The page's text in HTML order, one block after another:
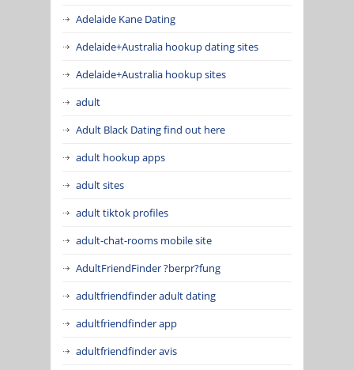
Adelaide Kane Dating
Adelaide+Australia hookup dating sites
Adelaide+Australia hookup sites
adult
Adult Black Dating find out here
adult hookup apps
adult sites
adult tiktok profiles
adult-chat-rooms mobile site
AdultFriendFinder ?berpr?fung
adultfriendfinder adult dating
adultfriendfinder app
adultfriendfinder avis